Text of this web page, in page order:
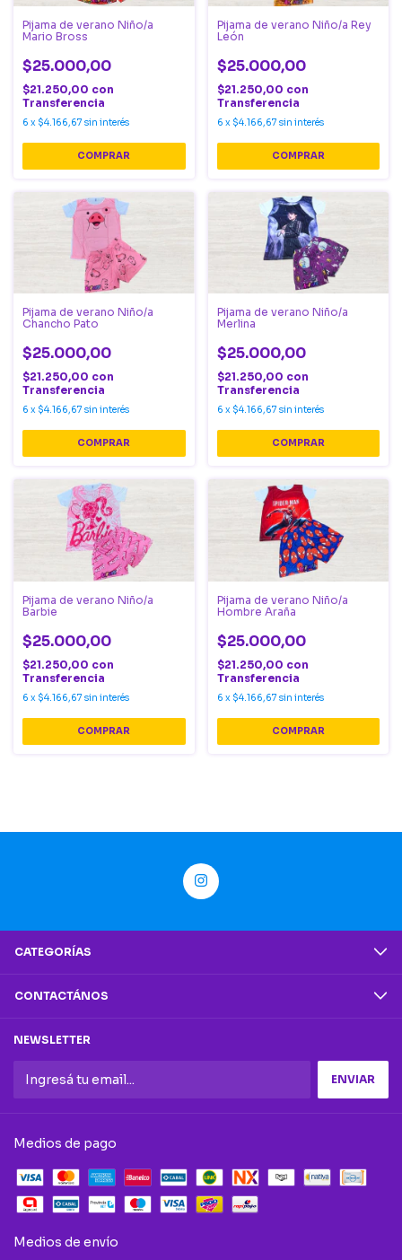
Pijama de verano Niño/a
Mario Bross
$25.000,00
$21.250,00 con
Transferencia
6 x $4.166,67 sin interés
COMPRAR
Pijama de verano Niño/a Rey
León
$25.000,00
$21.250,00 con
Transferencia
6 x $4.166,67 sin interés
COMPRAR
Pijama de verano Niño/a
Chancho Pato
$25.000,00
$21.250,00 con
Transferencia
6 x $4.166,67 sin interés
COMPRAR
Pijama de verano Niño/a
Merlina
$25.000,00
$21.250,00 con
Transferencia
6 x $4.166,67 sin interés
COMPRAR
Pijama de verano Niño/a
Barbie
$25.000,00
$21.250,00 con
Transferencia
6 x $4.166,67 sin interés
COMPRAR
Pijama de verano Niño/a
Hombre Araña
$25.000,00
$21.250,00 con
Transferencia
6 x $4.166,67 sin interés
COMPRAR
CATEGORÍAS
CONTACTÁNOS
NEWSLETTER
Medios de pago
Medios de envío